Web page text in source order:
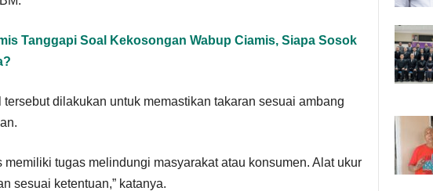
Tanggapi Soal Kekosongan Wabup Ciamis, Siapa Sosok
tersebut dilakukan untuk memastikan takaran sesuai ambang
memiliki tugas melindungi masyarakat atau konsumen. Alat ukur
sesuai ketentuan,” katanya.